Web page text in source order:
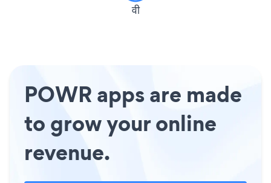
वी
POWR apps are made
to grow your online
revenue.